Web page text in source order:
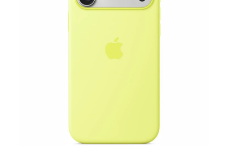
Izvēlies kāroto ierīci izdevīgāk!
TV un audio
Telefona vāciņi un maciņi